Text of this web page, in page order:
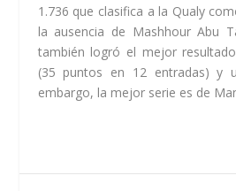
1.736 que clasifica a la Qualy
la ausencia de Mashhour Abu
también logró el mejor
(35 puntos en 12 entradas) y
embargo, la mejor serie es de